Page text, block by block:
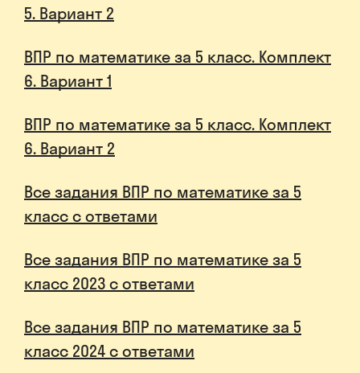
5. Вариант 2
ВПР по математике за 5 класс. Комплект
6. Вариант 1
ВПР по математике за 5 класс. Комплект
6. Вариант 2
Все задания ВПР по математике за 5
класс с ответами
Все задания ВПР по математике за 5
класс 2023 с ответами
Все задания ВПР по математике за 5
класс 2024 с ответами